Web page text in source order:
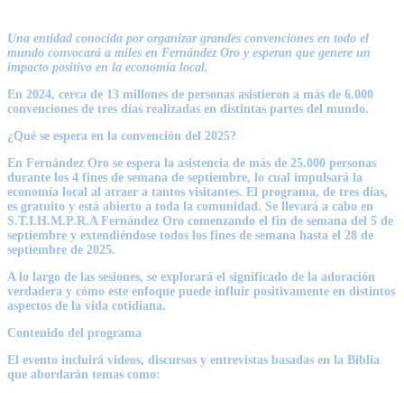
Una entidad conocida por organizar grandes convenciones en todo el
mundo convocará a miles en Fernández Oro y esperan que genere un
impacto positivo en la economía local.
En 2024, cerca de 13 millones de personas asistieron a más de 6.000
convenciones de tres días realizadas en distintas partes del mundo.
¿Qué se espera en la convención del 2025?
En Fernández Oro se espera la asistencia de más de 25.000 personas
durante los 4 fines de semana de septiembre, lo cual impulsará la
economía local al atraer a tantos visitantes. El programa, de tres días,
es gratuito y está abierto a toda la comunidad. Se llevará a cabo en
S.T.I.H.M.P.R.A Fernández Oro comenzando el fin de semana del 5 de
septiembre y extendiéndose todos los fines de semana hasta el 28 de
septiembre de 2025.
A lo largo de las sesiones, se explorará el significado de la adoración
verdadera y cómo este enfoque puede influir positivamente en distintos
aspectos de la vida cotidiana.
Contenido del programa
El evento incluirá videos, discursos y entrevistas basadas en la Biblia
que abordarán temas como: